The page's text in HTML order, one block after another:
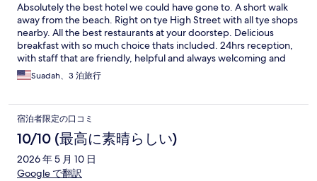
Absolutely the best hotel we could have gone to. A short walk
away from the beach. Right on tye High Street with all tye shops
nearby. All the best restaurants at your doorstep. Delicious
breakfast with so much choice thats included. 24hrs reception,
with staff that are friendly, helpful and always welcoming and
local experts that can recommend the best of everything. They
even offered to hold our luggage after check out because our
Brighton and we'll definitely go back yearly and we'll for sure
never stay anywhere else other than The Mitre Hotel. Thank you
to all the great staff who contributed to our stay being
memorable
Suadah、3 泊旅行
宿泊者限定の口コミ
10/10 (最高に素晴らしい)
2026 年 5 月 10 日
Google で翻訳